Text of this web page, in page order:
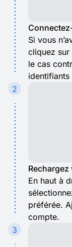
Si vous
cliquez sur
le cas
identifiants
2
En haut à
préférée.
compte.
3